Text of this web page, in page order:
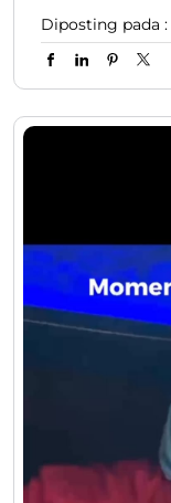
Diposting pada :